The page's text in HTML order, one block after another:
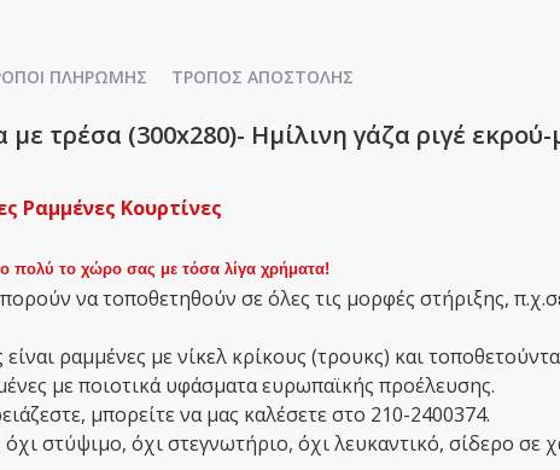
ΠΛΗΡΩΜΉΣ ΤΡΌΠΟΣ ΑΠΟΣΤΟΛΉΣ
τρέσα (300x280)- Ημίλινη γάζα ριγέ
Ραμμένες Κουρτίνες
πολύ το χώρο σας με τόσα λίγα χρήματα!
να τοποθετηθούν σε όλες τις μορφές στήριξης,
ραμμένες με νίκελ κρίκους (τρουκς) και
με ποιοτικά υφάσματα ευρωπαϊκής προέλευσης.
μπορείτε να μας καλέσετε στο 210-2400374.
στύψιμο, όχι στεγνωτήριο, όχι λευκαντικό, σίδερο σε